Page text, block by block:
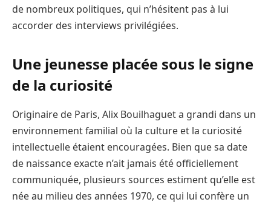
de nombreux politiques, qui n’hésitent pas à lui
accorder des interviews privilégiées.
Une jeunesse placée sous le signe
de la curiosité
Originaire de Paris, Alix Bouilhaguet a grandi dans un
environnement familial où la culture et la curiosité
intellectuelle étaient encouragées. Bien que sa date
de naissance exacte n’ait jamais été officiellement
communiquée, plusieurs sources estiment qu’elle est
née au milieu des années 1970, ce qui lui confère un